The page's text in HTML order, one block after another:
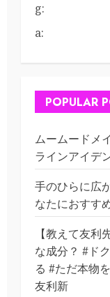
g:
a:
POPULAR
ムームードメ
ラインアイデ
手のひらに広
なたにおすす
【教えて友
な成分？ #ド
る #ただ本物
友利新